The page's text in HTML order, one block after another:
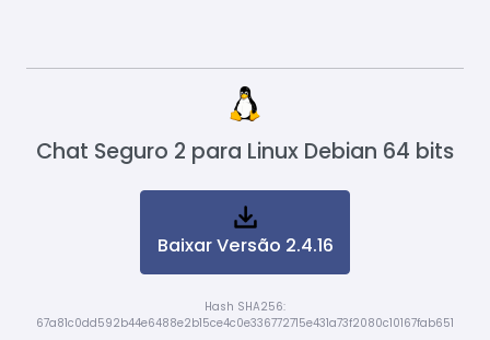
Chat Seguro 2 para Linux Debian 64 bits
Baixar Versão 2.4.16
Hash SHA256:
67a81c0dd592b44e6488e2b15ce4c0e336772715e431a73f2080c10167fab651